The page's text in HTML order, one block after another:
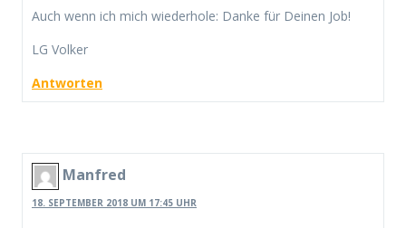
Auch wenn ich mich wiederhole: Danke für Deinen Job!
LG Volker
Antworten
Manfred
18. SEPTEMBER 2018 UM 17:45 UHR